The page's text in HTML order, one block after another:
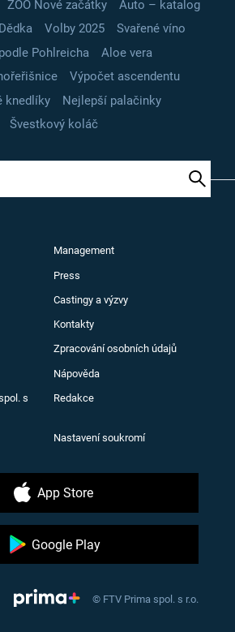
ZOO Nové začátky
Auto – katalog
Volby 2025
Svařené víno
Pohlreicha
Aloe vera
Výpočet ascendentu
knedlíky
Nejlepší palačinky
Švestkový koláč
Management
Press
Castingy a výzvy
Kontakty
Zpracování osobních údajů
Nápověda
s
Redakce
Nastavení soukromí
App Store
Google Play
© FTV Prima spol. s r.o.